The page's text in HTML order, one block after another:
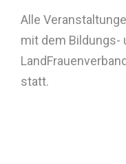
Alle
mit dem Bildungs-
statt.